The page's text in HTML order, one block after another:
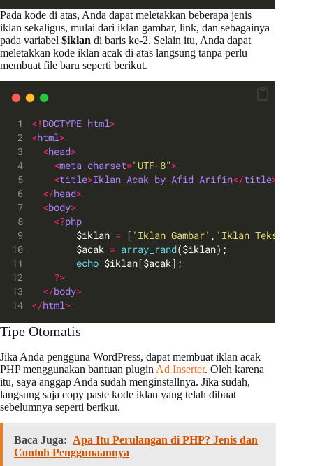
Pada kode di atas, Anda dapat meletakkan beberapa jenis
iklan sekaligus, mulai dari iklan gambar, link, dan sebagainya
pada variabel $iklan di baris ke-2. Selain itu, Anda dapat
meletakkan kode iklan acak di atas langsung tanpa perlu
membuat file baru seperti berikut.
<! DOCTYPE html>
<html>
<head>
<meta charset="UTF-8">
<title>Iklan Acak by Afid Arifin</title>
</head>
<body>
<?php
    	$iklan
= [ 'Iklan Gambar' , 'Iklan Teks'
    	$acak
= array_rand($iklan);
echo $iklan[$acak];
?>
</body>
</html>
Tipe Otomatis
Jika Anda pengguna WordPress, dapat membuat iklan acak
PHP menggunakan bantuan plugin Ad Inserter. Oleh karena
itu, saya anggap Anda sudah menginstallnya. Jika sudah,
langsung saja copy paste kode iklan yang telah dibuat
sebelumnya seperti berikut.
Baca Juga: Apa Itu Perulangan di PHP? Jenis dan
Contoh Penggunaannya